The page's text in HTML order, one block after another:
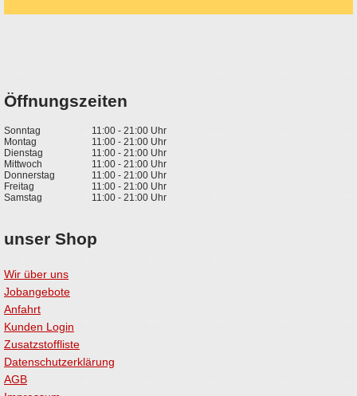
Öffnungszeiten
Sonntag
11:00 - 21:00 Uhr
Montag
11:00 - 21:00 Uhr
Dienstag
11:00 - 21:00 Uhr
Mittwoch
11:00 - 21:00 Uhr
Donnerstag
11:00 - 21:00 Uhr
Freitag
11:00 - 21:00 Uhr
Samstag
11:00 - 21:00 Uhr
unser Shop
Wir über uns
Jobangebote
Anfahrt
Kunden Login
Zusatzstoffliste
Datenschutzerklärung
AGB